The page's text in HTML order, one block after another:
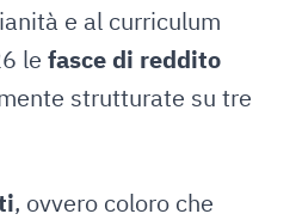
e al curriculum
le fasce di reddito
strutturate su tre
, ovvero coloro che